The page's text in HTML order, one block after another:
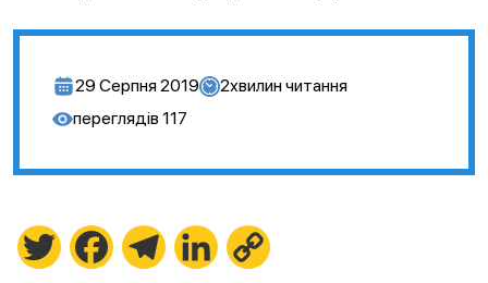
29 Серпня 2019 2хвилин читання
переглядів 117
Twitter FacebookTelegramLinkedIn